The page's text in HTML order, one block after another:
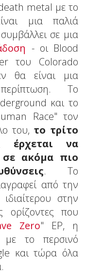
metal με το
μια παλιά
σε μια
- οι Blood
του Colorado
θα είναι μια
Το
και το
Race" τον
του, το τρίτο
έρχεται να
ακόμα πιο
. Το
από την
στην
ορίζοντες που
Zero" EP, η
με το περσινό
και τώρα όλα